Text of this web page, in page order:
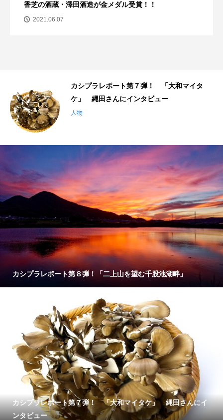
ココ、食べに行きませんか？^ ^
2021.04.15
カシプラレポート第６弾！「鹿島神社・結鎮
座の渡御行事」
場所
カシプラレポート第８弾！「二上山を望む千股池湖畔」
カシプラレポート第７弾！ 「大和マイタケ」 縄田さんにイ
ンタビュー